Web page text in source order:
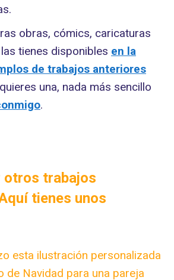
obras, cómics, caricaturas
tienes disponibles en la
de trabajos anteriores
una, nada más sencillo
.
otros trabajos
tienes unos
esta ilustración personalizada
de Navidad para una pareja